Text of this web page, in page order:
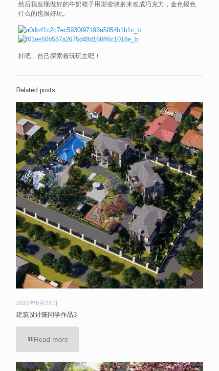
然后我发现做好的牛奶裙子用渐变映射来改成巧克力，金色银色
什么的也很好玩。
好吧，自己探索着玩玩去吧！
Related posts
2022年6月28日
建筑设计陈同学作品3
Read more